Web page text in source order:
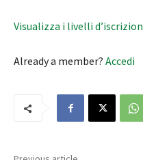
Visualizza i livelli
Already a member? Accedi